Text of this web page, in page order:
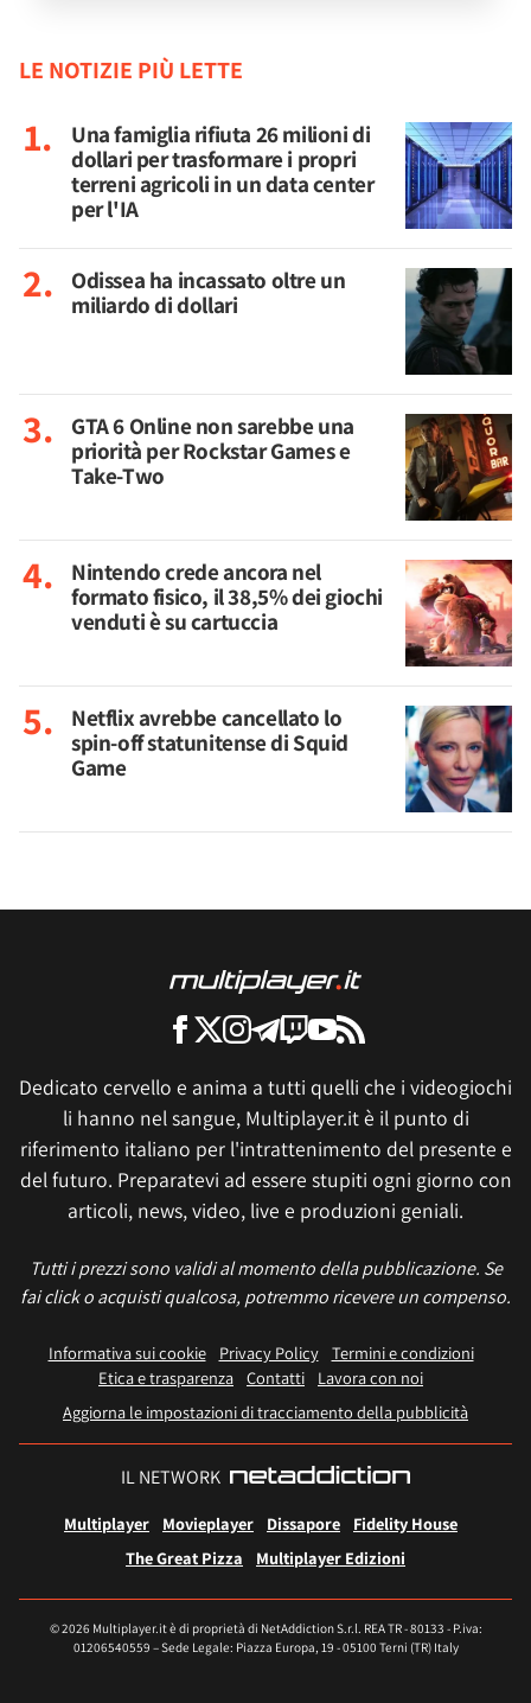
LE NOTIZIE PIÙ LETTE
Una famiglia rifiuta 26 milioni di
dollari per trasformare i propri
terreni agricoli in un data center
per l'IA
Odissea ha incassato oltre un
miliardo di dollari
GTA 6 Online non sarebbe una
priorità per Rockstar Games e
Take-Two
Nintendo crede ancora nel
formato fisico, il 38,5% dei giochi
venduti è su cartuccia
Netflix avrebbe cancellato lo
spin-off statunitense di Squid
Game
Dedicato cervello e anima a tutti quelli che i videogiochi
li hanno nel sangue, Multiplayer.it è il punto di
riferimento italiano per l'intrattenimento del presente e
del futuro. Preparatevi ad essere stupiti ogni giorno con
articoli, news, video, live e produzioni geniali.
Tutti i prezzi sono validi al momento della pubblicazione. Se
fai click o acquisti qualcosa, potremmo ricevere un compenso.
Informativa sui cookie Privacy Policy
Termini e condizioni
Etica e trasparenza Contatti
Lavora con noi
Aggiorna le impostazioni di tracciamento della pubblicità
IL NETWORK
Multiplayer Movieplayer Dissapore
Fidelity House
The Great Pizza
Multiplayer Edizioni
© 2026 Multiplayer.it è di proprietà di NetAddiction S.r.l. REA TR - 80133 - P.iva:
01206540559 – Sede Legale: Piazza Europa, 19 - 05100 Terni (TR) Italy